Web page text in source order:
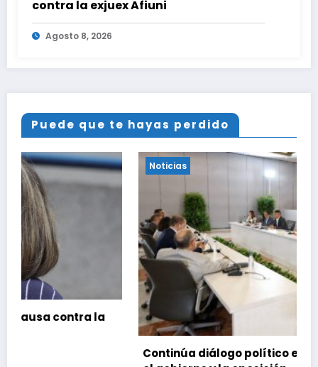
contra la exjuex Afiuni
Agosto 8, 2026
Puede que te hayas perdido
Noticias
Continúa diálogo político en Venezuela entre